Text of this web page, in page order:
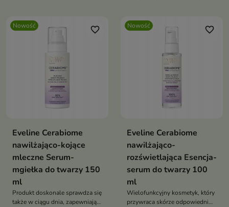
Nowość
favorite_border
Eveline Cerabiome
nawilżająco-kojące
mleczne Serum-
mgiełka do twarzy 150
ml
Produkt doskonale sprawdza się
także w ciągu dnia, zapewniając
Nowość favorite_border
Eveline Cerabiome
nawilżająco-
rozświetlająca Esencja-
serum do twarzy 100
ml
Wielofunkcyjny kosmetyk, który
przywraca skórze odpowiedni